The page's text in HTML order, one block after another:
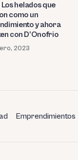
helados que
como un
y ahora
con D’Onofrio
2023
Emprendimientos